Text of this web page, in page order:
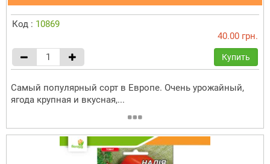
Код : 10869
40.00 грн.
Купить
Самый популярный сорт в Европе. Очень урожайный,
ягода крупная и вкусная,...